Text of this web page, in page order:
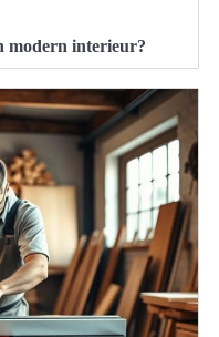
modern interieur?